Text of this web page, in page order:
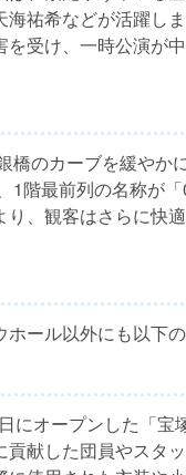
海祐希などが活躍し
を受け、一時公演が
橋のカーブを緩やか
1階最前列の名称が
り、観客はさらに快
ール以外にも以下
にオープンした「
貢献した団員やスタ